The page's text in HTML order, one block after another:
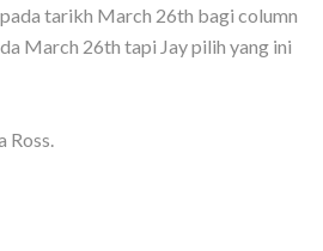
tarikh March 26th bagi column
March 26th tapi Jay pilih yang ini
Ross.